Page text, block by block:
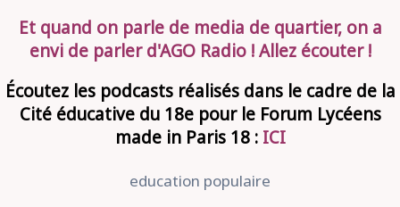
Et quand on parle de media de quartier, on a
envi de parler d'AGO Radio ! Allez écouter !
Écoutez les podcasts réalisés dans le cadre de la
Cité éducative du 18e pour le Forum Lycéens
made in Paris 18 : ICI
education populaire